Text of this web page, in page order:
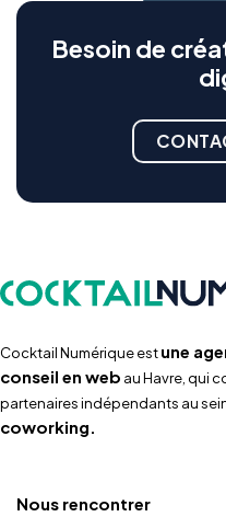
Besoin de
Cocktail Numérique estune
conseil en web au Havre, qui
partenaires indépendants au
coworking.
Nous rencontrer